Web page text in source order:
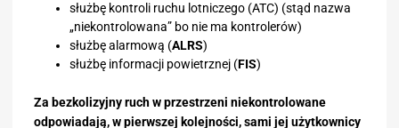
służbę kontroli ruchu lotniczego (ATC) (stąd nazwa
„niekontrolowana” bo nie ma kontrolerów)
służbę alarmową (ALRS)
służbę informacji powietrznej (FIS)
Za bezkolizyjny ruch w przestrzeni niekontrolowane
odpowiadają, w pierwszej kolejności, sami jej użytkownicy